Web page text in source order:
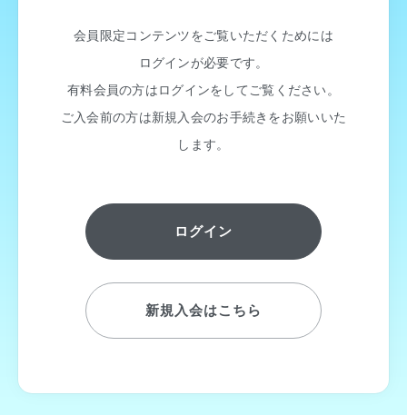
会員限定コンテンツをご覧いただくためには
ログインが必要です。
有料会員の方はログインをしてご覧ください。
ご入会前の方は新規入会のお手続きをお願いいた
します。
ログイン
新規入会はこちら